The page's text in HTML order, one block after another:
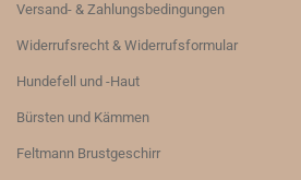
Versand- & Zahlungsbedingungen
Widerrufsrecht & Widerrufsformular
Hundefell und -Haut
Bürsten und Kämmen
Feltmann Brustgeschirr